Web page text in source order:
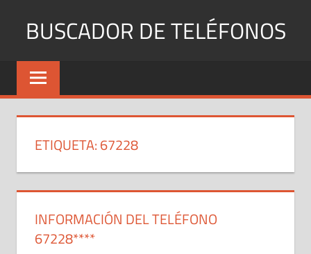
BUSCADOR DE TELÉFONOS
Identifica
Números
y
ETIQUETA:67228
INFORMACIÓN DEL TELÉFONO
67228****